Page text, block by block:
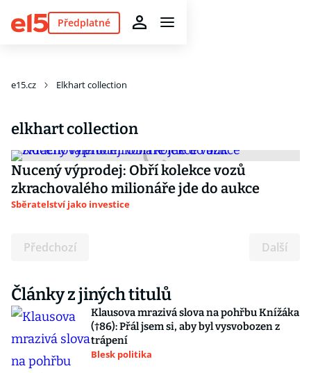
Předplatné
e15.cz Elkhart collection
elkhart collection
Nucený výprodej: Obří kolekce vozů
zkrachovalého milionáře jde do aukce
Sběratelství jako investice
Předchozí Další
Články z jiných titulů
Klausova mrazivá slova na pohřbu Knížáka
(†86): Přál jsem si, aby byl vysvobozen z
trápení
Blesk politika